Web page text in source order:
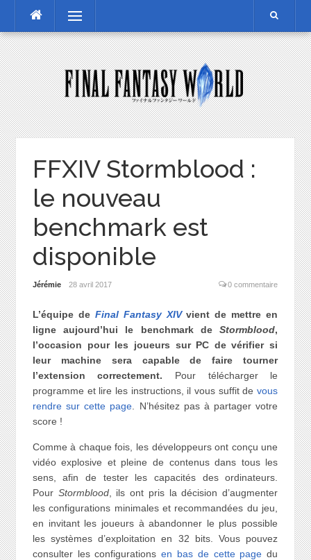
content
Menu
FFXIV Stormblood :
le nouveau
benchmark est
disponible
Jérémie 28 avril 2017 0 commentaire
L’équipe de Final Fantasy XIVvient de mettre en
ligne aujourd’hui le benchmark deStormblood,
l’occasion pour les joueurs sur PC de vérifier si
leur machine sera capable de faire tourner
l’extension correctement. Pour télécharger le
programme et lire les instructions, il vous suffit devous
rendre sur cette page . N’hésitez pas à partager votre
score !
Comme à chaque fois, les développeurs ont conçu une
vidéo explosive et pleine de contenus dans tous les
sens, afin de tester les capacités des ordinateurs.
Pour Stormblood, ils ont pris la décision d’augmenter
les configurations minimales et recommandées du jeu,
en invitant les joueurs à abandonner le plus possible
les systèmes d’exploitation en 32 bits. Vous pouvez
consulter les configurationsen bas de cette page du